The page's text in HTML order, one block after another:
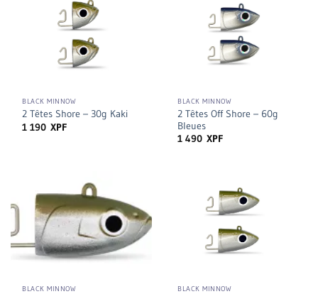
BLACK MINNOW
2 Têtes Shore – 30g Kaki
1 190XPF
BLACK MINNOW
2 Têtes Off Shore – 60g
Bleues
1 490XPF
BLACK MINNOW BLACK MINNOW